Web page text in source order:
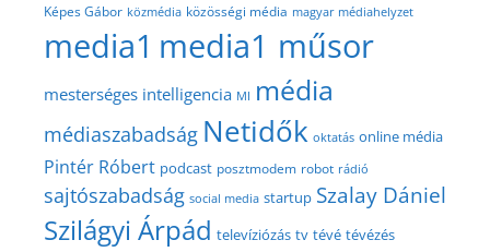
Képes Gábor közmédia közösségi média magyar médiahelyzet
media1 media1 műsor
mesterséges intelligencia MI média
médiaszabadság Netidők oktatás online média
Pintér Róbert podcast posztmodem robot rádió
sajtószabadság social media startup Szalay Dániel
Szilágyi Árpád televíziózás tv tévé tévézés